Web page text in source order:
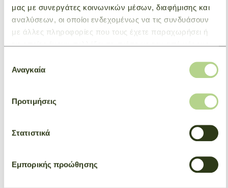
μας με συνεργάτες κοινωνικών μέσων, διαφήμισης και
αναλύσεων, οι οποίοι ενδεχομένως να τις συνδυάσουν
με άλλες πληροφορίες που τους έχετε παραχωρήσει ή
τις οποίες έχουν συλλέξει σε σχέση με την από μέρους
συγκατάθεσης
Αναγκαία
Προτιμήσεις
Στατιστικά
Εμπορικής προώθησης
Croco